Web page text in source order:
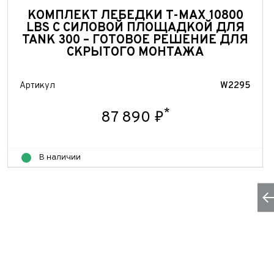
КОМПЛЕКТ ЛЕБЕДКИ T-MAX 10800
LBS С СИЛОВОЙ ПЛОЩАДКОЙ ДЛЯ
TANK 300 – ГОТОВОЕ РЕШЕНИЕ ДЛЯ
СКРЫТОГО МОНТАЖА
Артикул W2295
87 890 ₽*
В наличии